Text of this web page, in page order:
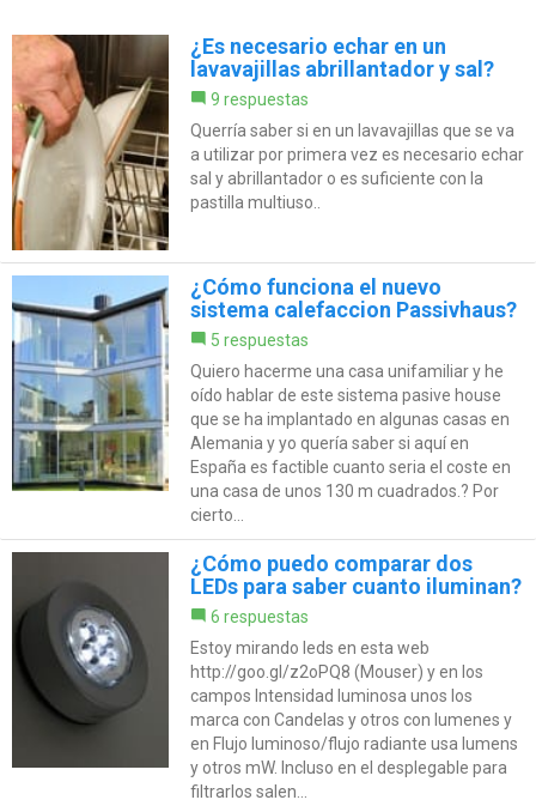
¿Es necesario echar en un
lavavajillas abrillantador y sal?
9 respuestas
Querría saber si en un lavavajillas que se va
a utilizar por primera vez es necesario echar
sal y abrillantador o es suficiente con la
pastilla multiuso..
¿Cómo funciona el nuevo
sistema calefaccion Passivhaus?
5 respuestas
Quiero hacerme una casa unifamiliar y he
oído hablar de este sistema pasive house
que se ha implantado en algunas casas en
Alemania y yo quería saber si aquí en
España es factible cuanto seria el coste en
una casa de unos 130 m cuadrados.? Por
cierto...
¿Cómo puedo comparar dos
LEDs para saber cuanto iluminan?
6 respuestas
Estoy mirando leds en esta web
http://goo.gl/z2oPQ8 (Mouser) y en los
campos Intensidad luminosa unos los
marca con Candelas y otros con lumenes y
en Flujo luminoso/flujo radiante usa lumens
y otros mW. Incluso en el desplegable para
filtrarlos salen...